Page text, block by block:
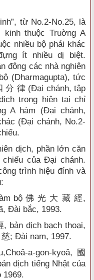
từ No.2-No.25, là
thuộc Truờng A
nhiều bộ phái khác
ít nhiều dị biệt.
đông các nhà nghiên
(Dharmagupta), tức
分 律 (Đại chánh, tập
trong hiện tại chỉ
A hàm (Đại chánh,
(Đại chánh, No.2-
dịch, phần lớn căn
của Đại chánh.
trình hiệu đính và
bộ 佛 光 大 藏 經,
Đài bắc, 1993.
bản dịch bạch thoại,
; Đài nam, 1997.
a-gon-kyoâ, 國
dịch tiếng Nhật của
1969.